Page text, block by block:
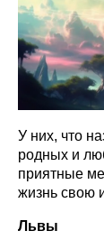
У них, что
родных и
приятные
жизнь свою
Львы